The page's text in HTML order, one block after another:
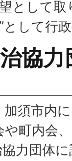
として取
として行
協
須市内
や町内会
力団体